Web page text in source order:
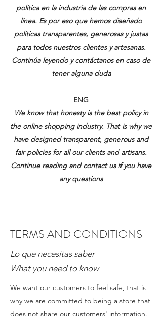
política en la industria de las compras en
línea. Es por eso que hemos diseñado
políticas transparentes, generosas y justas
para todos nuestros clientes y artesanas.
Continúa leyendo y contáctanos en caso de
tener alguna duda
ENG
We know that honesty is the best policy in
the online shopping industry. That is why we
have designed transparent, generous and
fair policies for all our clients and artisans.
Continue reading and contact us if you have
any questions
TERMS AND CONDITIONS
Lo que necesitas saber
What you need to know
We want our customers to feel safe, that is
why we are committed to being a store that
does not share our customers' information.